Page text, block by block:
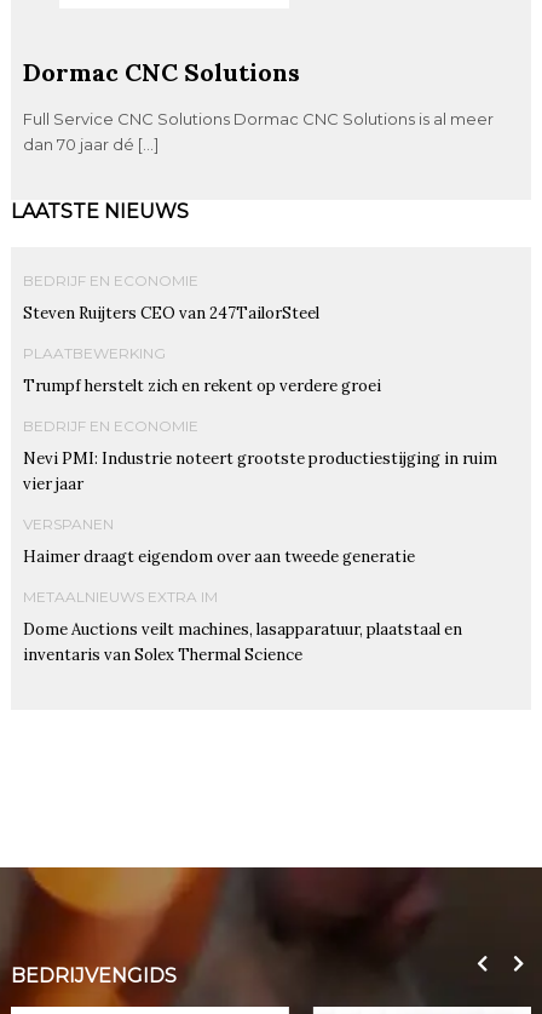
Dormac CNC Solutions
Full Service CNC Solutions Dormac CNC Solutions is al meer
dan 70 jaar dé […]
LAATSTE NIEUWS
BEDRIJF EN ECONOMIE
Steven Ruijters CEO van 247TailorSteel
PLAATBEWERKING
Trumpf herstelt zich en rekent op verdere groei
BEDRIJF EN ECONOMIE
Nevi PMI: Industrie noteert grootste productiestijging in ruim
vier jaar
VERSPANEN
Haimer draagt eigendom over aan tweede generatie
METAALNIEUWS EXTRA IM
Dome Auctions veilt machines, lasapparatuur, plaatstaal en
inventaris van Solex Thermal Science
BEDRIJVENGIDS